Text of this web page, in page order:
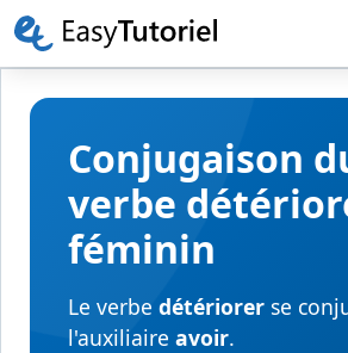
Conjugaison
verbe
féminin
Le verbe détériorer se
l'auxiliaire avoir.